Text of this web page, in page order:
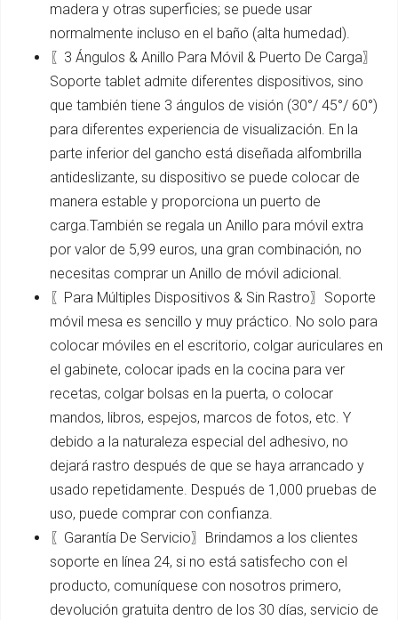
madera y otras superficies; se puede usar
normalmente incluso en el baño (alta humedad).
〖3 Ángulos & Anillo Para Móvil & Puerto De Carga〗
Soporte tablet admite diferentes dispositivos, sino
que también tiene 3 ángulos de visión (30°/ 45°/ 60°)
para diferentes experiencia de visualización. En la
parte inferior del gancho está diseñada alfombrilla
antideslizante, su dispositivo se puede colocar de
manera estable y proporciona un puerto de
carga.También se regala un Anillo para móvil extra
por valor de 5,99 euros, una gran combinación, no
necesitas comprar un Anillo de móvil adicional.
〖Para Múltiples Dispositivos & Sin Rastro〗Soporte
móvil mesa es sencillo y muy práctico. No solo para
colocar móviles en el escritorio, colgar auriculares en
el gabinete, colocar ipads en la cocina para ver
recetas, colgar bolsas en la puerta, o colocar
mandos, libros, espejos, marcos de fotos, etc. Y
debido a la naturaleza especial del adhesivo, no
dejará rastro después de que se haya arrancado y
usado repetidamente. Después de 1,000 pruebas de
uso, puede comprar con confianza.
〖Garantía De Servicio〗Brindamos a los clientes
soporte en línea 24, si no está satisfecho con el
producto, comuníquese con nosotros primero,
devolución gratuita dentro de los 30 días, servicio de